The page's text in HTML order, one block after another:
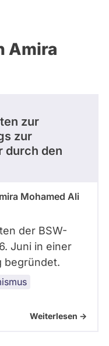
Amira
zur
zur
durch den
Mohamed Ali
der BSW-
Juni in einer
begründet.
Weiterlesen ->